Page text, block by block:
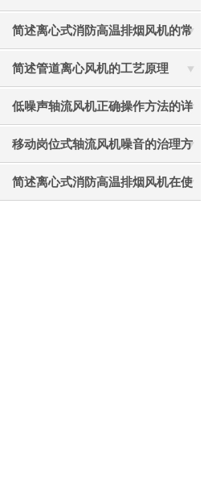
简述离心式消防高温排烟风机的常
见故障相应解决方法
简述管道离心风机的工艺原理
低噪声轴流风机正确操作方法的详
细说明
移动岗位式轴流风机噪音的治理方
法介绍
简述离心式消防高温排烟风机在使